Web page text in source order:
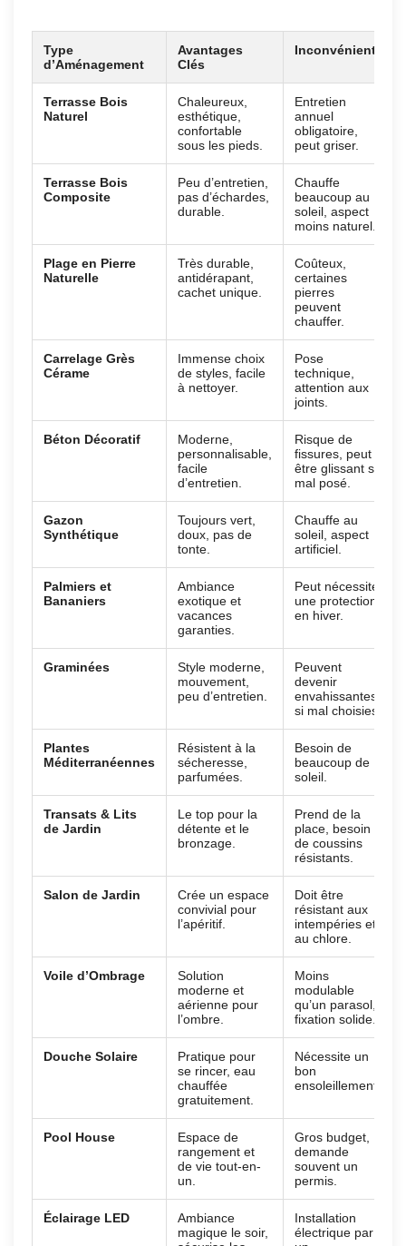
Type
d’Aménagement
Avantages
Clés
Inconvénients
Terrasse Bois
Naturel
Chaleureux,
esthétique,
confortable
sous les pieds.
Entretien
annuel
obligatoire,
peut griser.
Terrasse Bois
Composite
Peu d’entretien,
pas d’échardes,
durable.
Chauffe
beaucoup au
soleil, aspect
moins naturel.
Plage en Pierre
Naturelle
Très durable,
antidérapant,
cachet unique.
Coûteux,
certaines
pierres
peuvent
chauffer.
Carrelage Grès
Cérame
Immense choix
de styles, facile
à nettoyer.
Pose
technique,
attention aux
joints.
Béton Décoratif
Moderne,
personnalisable,
facile
d’entretien.
Risque de
fissures, peut
être glissant si
mal posé.
Gazon
Synthétique
Toujours vert,
doux, pas de
tonte.
Chauffe au
soleil, aspect
artificiel.
Palmiers et
Bananiers
Ambiance
exotique et
vacances
garanties.
Peut nécessiter
une protection
en hiver.
Graminées
Style moderne,
mouvement,
peu d’entretien.
Peuvent
devenir
envahissantes
si mal choisies.
Plantes
Méditerranéennes
Résistent à la
sécheresse,
parfumées.
Besoin de
beaucoup de
soleil.
Transats & Lits
de Jardin
Le top pour la
détente et le
bronzage.
Prend de la
place, besoin
de coussins
résistants.
Salon de Jardin
Crée un espace
convivial pour
l’apéritif.
Doit être
résistant aux
intempéries et
au chlore.
Voile d’Ombrage
Solution
moderne et
aérienne pour
l’ombre.
Moins
modulable
qu’un parasol,
fixation solide.
Douche Solaire
Pratique pour
se rincer, eau
chauffée
gratuitement.
Nécessite un
bon
ensoleillement.
Pool House
Espace de
rangement et
de vie tout-en-
un.
Gros budget,
demande
souvent un
permis.
Éclairage LED
Ambiance
magique le soir,
Installation
électrique par